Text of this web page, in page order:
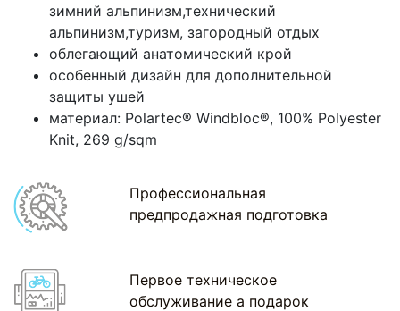
зимний альпинизм,технический
альпинизм,туризм, загородный отдых
облегающий анатомический крой
особенный дизайн для дополнительной
защиты ушей
материал: Polartec® Windbloc®, 100% Polyester
Knit, 269 g/sqm
Профессиональная
предпродажная подготовка
Первое техническое
обслуживание а подарок